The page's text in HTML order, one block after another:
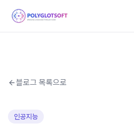
블로그 목록으로
인공지능